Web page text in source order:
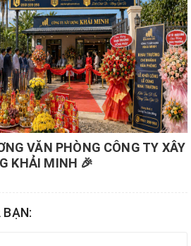
VĂN PHÒNG CÔNG TY XÂY
KHẢI MINH 🎉
BẠN: